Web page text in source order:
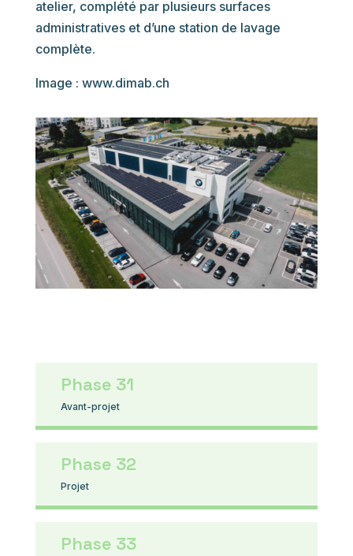
atelier, complété par plusieurs surfaces
administratives et d’une station de lavage
complète.
Image : www.dimab.ch
Phase 31
Avant-projet
Phase 32
Projet
Phase 33